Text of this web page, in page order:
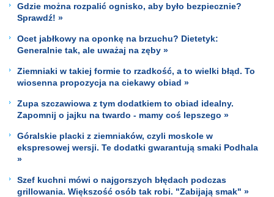
Gdzie można rozpalić ognisko, aby było bezpiecznie?
Sprawdź! »
Ocet jabłkowy na oponkę na brzuchu? Dietetyk:
Generalnie tak, ale uważaj na zęby »
Ziemniaki w takiej formie to rzadkość, a to wielki błąd. To
wiosenna propozycja na ciekawy obiad »
Zupa szczawiowa z tym dodatkiem to obiad idealny.
Zapomnij o jajku na twardo - mamy coś lepszego »
Góralskie placki z ziemniaków, czyli moskole w
ekspresowej wersji. Te dodatki gwarantują smaki Podhala
»
Szef kuchni mówi o najgorszych błędach podczas
grillowania. Większość osób tak robi. "Zabijają smak" »